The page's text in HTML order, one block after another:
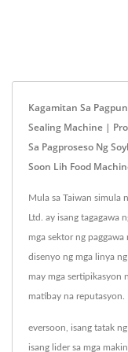
Kagamitan Sa
Sealing Machine |
Sa Pagproseso Ng
Soon Lih Food
Mula sa Taiwan simula
Ltd. ay isang tagagawa
mga sektor ng
disenyo ng mga linya
may mga sertipikasyon
matibay na reputasyon.
eversoon, isang tatak
isang lider sa mga